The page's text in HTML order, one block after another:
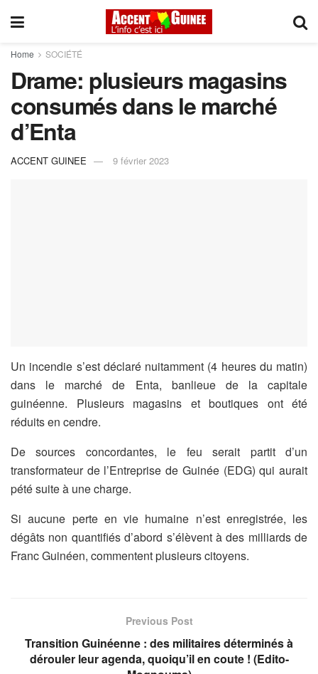
Home SOCIÉTÉ
Drame: plusieurs magasins
consumés dans le marché
d’Enta
ACCENT GUINEE 9 février 2023
Un incendie s’est déclaré nuitamment (4 heures du matin)
dans le marché de Enta, banlieue de la capitale
guinéenne. Plusieurs magasins et boutiques ont été
réduits en cendre.
De sources concordantes, le feu serait partit d’un
transformateur de l’Entreprise de Guinée (EDG) qui aurait
pété suite à une charge.
Si aucune perte en vie humaine n’est enregistrée, les
dégâts non quantifiés d’abord s’élèvent à des milliards de
Franc Guinéen, commentent plusieurs citoyens.
Previous Post
Transition Guinéenne : des militaires déterminés à
dérouler leur agenda, quoiqu’il en coute ! (Edito-